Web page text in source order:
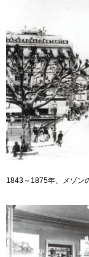
1843～1875年、メゾン